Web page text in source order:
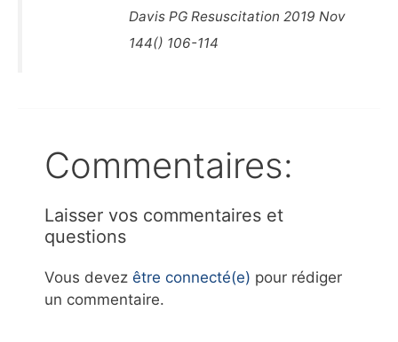
Davis PG Resuscitation 2019 Nov
144() 106-114
Commentaires:
Laisser vos commentaires et
questions
Vous devez être connecté(e) pour rédiger
un commentaire.